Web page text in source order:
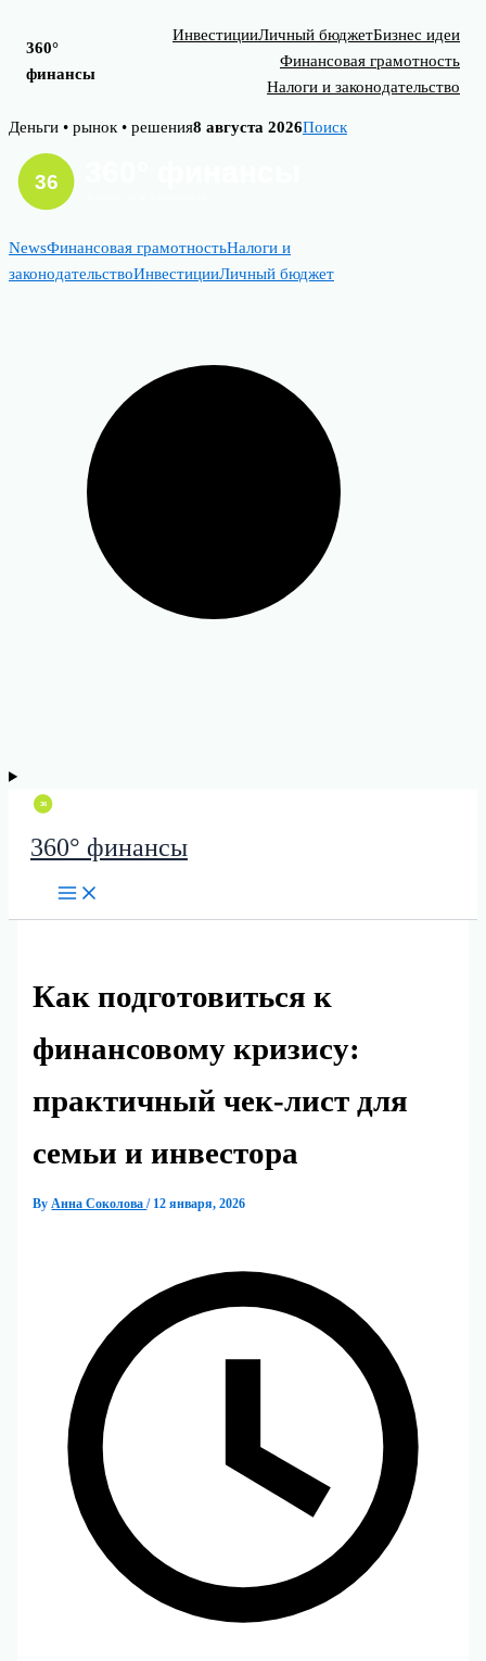
360°
финансы
ИнвестицииЛичный бюджетБизнес идеи
Финансовая грамотность
Налоги и законодательство
Skip
content
Деньги • рынок • решения8 августа 2026Поиск
NewsФинансовая грамотностьНалоги и
законодательствоИнвестицииЛичный бюджет
360° финансы
Как подготовиться к
финансовому кризису:
практичный чек‑лист для
семьи и инвестора
By Анна Соколова/ 12 января, 2026